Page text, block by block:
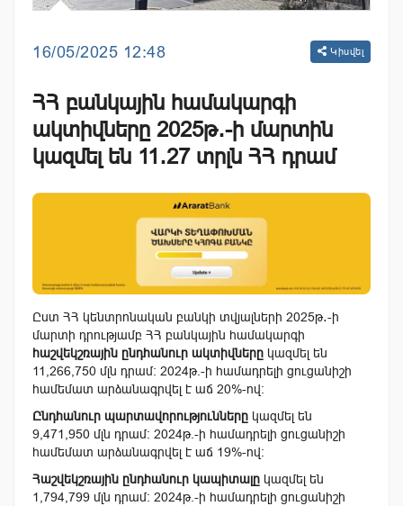
16/05/2025 12:48 Կիսվել
ՀՀ բանկային համակարգի
ակտիվները 2025թ․-ի մարտին
կազմել են 11․27 տրլն ՀՀ դրամ
Ըստ ՀՀ կենտրոնական բանկի տվյալների 2025թ․-ի
մարտի դրությամբ ՀՀ բանկային համակարգի
հաշվեկշռային ընդհանուր ակտիվները կազմել են
11,266,750 մլն դրամ։ 2024թ.-ի համադրելի ցուցանիշի
համեմատ արձանագրվել է աճ 20%-ով։
Ընդհանուր պարտավորությունները կազմել են
9,471,950 մլն դրամ։ 2024թ.-ի համադրելի ցուցանիշի
համեմատ արձանագրվել է աճ 19%-ով։
Հաշվեկշռային ընդհանուր կապիտալը կազմել են
1,794,799 մլն դրամ։ 2024թ.-ի համադրելի ցուցանիշի